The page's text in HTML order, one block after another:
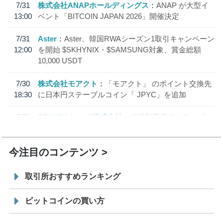
7/31
13:00
株式会社ANAPホールディングス
ANAP が大型イ
ベント「BITCOIN JAPAN 2026」開催決定
7/31
12:00
Aster
Aster、韓国RWAシーズン1取引キャンペーン
を開始 $SKHYNIX・$SAMSUNG対象、賞金総額
10,000 USDT
7/30
18:30
株式会社モアクト
「モアクト」 のポイント交換先
に日本円ステーブルコイン「 JPYC」を追加
7/29
SBI VCトレード株式会社
信託型円建てステーブル
今注目のコンテンツ
取引所おすすめランキング
ビットコインの買い方